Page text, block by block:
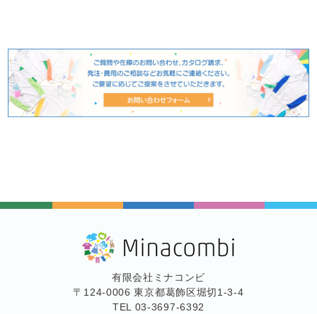
有限会社ミナコンビ
〒124-0006 東京都葛飾区堀切1-3-4
TEL 03-3697-6392